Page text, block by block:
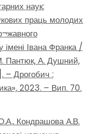
наук:
праць молодих
імені Івана Франка /
Пантюк, А. Душний,
– Дрогобич :
2023. – Вип. 70.
Кондрашова А.В.